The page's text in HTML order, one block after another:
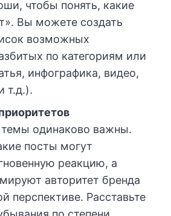
чтобы понять, какие
Вы можете создать
возможных
по категориям или
инфографика, видео,
т.д.).
темы одинаково важны.
посты могут
реакцию, а
авторитет бренда
перспективе. Расставьте